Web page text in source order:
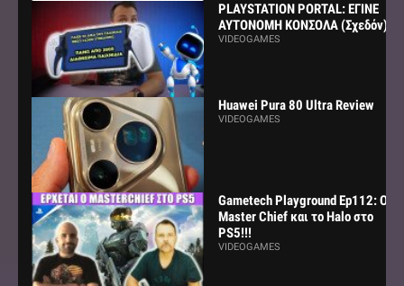
PLAYSTATION PORTAL: ΕΓΙΝΕ
ΑΥΤΟΝΟΜΗ ΚΟΝΣΟΛΑ (Σχεδόν)
VIDEOGAMES
Huawei Pura 80 Ultra Review
VIDEOGAMES
Gametech Playground Ep112: Ο
Master Chief και το Halo στο
PS5!!!
VIDEOGAMES